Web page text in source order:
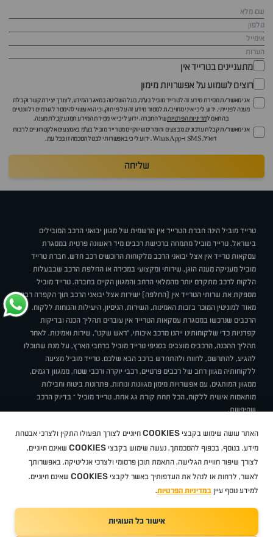
מתעניינים בטרייד אין
רוצים לשמוע על אפשרויות מימון
אני מאשר/ת מסירת מידע זה לטרייד מוביל בע"מ, בעל השליטה במאגר המידע, לצורך יצירת קשר וקבלת
מענה לפנייתי. ידוע לי כי איני מחויב/ת למסור מידע זה על פי חוק, וכי הוא עשוי להימסר לגורמים רלוונטיים
בהתאם למדיניות הפרטיותשל החברה. ידוע לי כי אי מסירת המידע תמנע קבלת מענה.
אני מאשר/ת קבלת עדכונים, מבצעים וחומרים שיווקיים מטרייד מוביל בע"מ באמצעים אלקטרוניים לרבות
דוא״ל, SMS ו-WhatsApp. ידוע לי כי באפשרותי לבטל הסכמה זו בכל עת.
שליחה
טרייד מוביל הינה חברת הטרייד אין הרשמית של מגוון יבואני הרכב המובילים
בישראל. טרייד מוביל מתמחה ברכישת רכבים מיד ראשונה פרטית במסגרת
עסקאות טרייד אין אצל יבואני הרכב מלקוחות הרוכשים רכב חדש. חברת טרייד
מוביל מעניקה מענה הוגן, שירותי ומקצועי במכירה או החלפת הרכב שבבעלות
הלקוח לרכב מתקדם יותר מהמלאי הרחב והמגוון הקיים בחברה. טרייד מוביל
מספקת את שרותי הטרייד אין (החלפה) ישירות אצל יבואני הרכב תוך הקפדה רבה
מאוד למוניטין המוכר בזכות האמינות, השירות, הניסיון, היעילות והנוחות ללקוח.
הרכבים שנרכשו במסגרת עסקאות הטרייד אין עוברים תהליך הכנה ובדיקות
קפדניות כדי שלקוחותינו ייהנו מרכב איכותי, "ראש שקט", שירות ואמינות. לאחר
תהליך ההכנה, הרכבים מוצבים בסניפי טרייד מוביל ברחבי הארץ, על מנת שתוכלו
להגיע, להתרשם, לחוות ולהתחדש ברכב הבא שלכם. טרייד מוביל מציעה
ללקוחותיה מגוון רחב של רכבים פרטיים, רכבי יוקרה ורכבי שטח, ממגוון דגמים,
ממגוון המותגים, עם אפשרויות מימון מגוונות ונוחות, פתרונות ביטוח וחבילות
מותאמות אישית ללקוח, הכל תחת קורת גג אחת. טרייד מוביל – בדיוק הרכב
שחיפשת.
תקנוןBUY BACKמבצעיםמגזין טרייד מובילאיך זה עובד? דרושים
ניהול העדפות עוגיות
סיטרואן אופלפיג'וMG
Geelyמזדהבי ווי דיצ'רי טסלהניסאןטויוטהדאצ'יהפולקסווגןטסלה
ב מ וולקסוסאאודיסקודהיונדאירנושברולט
TradeMobile instagram
TradeMobile facebook
האתר עושה שימוש בקבצי COOKIES חיוניים לצורך תפעולו התקין ולצרכי אבטחת
מידע. בנוסף, בכפוף להסכמתך, נעשה שימוש בקבצי COOKIES שאינם חיוניים,
לצורך שיפור חוויית הגלישה, התאמת תוכן פרסומי ולצרכי אנליטיקה. באפשרותך
לאשר, לדחות או לנהל את העדפותיך באשר לקבצי COOKIES שאינם חיוניים.
למידע נוסף עיין במדיניות הפרטיות.
אישור כל העוגיות